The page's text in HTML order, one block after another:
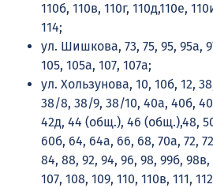
110б, 110в, 110г, 110д,110е,
114;
ул. Шишкова, 73, 75, 95, 95а,
105, 105а, 107, 107а;
ул. Хользунова, 10, 10б, 12,
38/8, 38/9, 38/10, 40а, 40б,
42д, 44 (общ.), 46 (общ.),48,
60б, 64, 64а, 66, 68, 70а, 72,
84, 88, 92, 94, 96, 98, 99б,
107, 108, 109, 110, 110в, 111,